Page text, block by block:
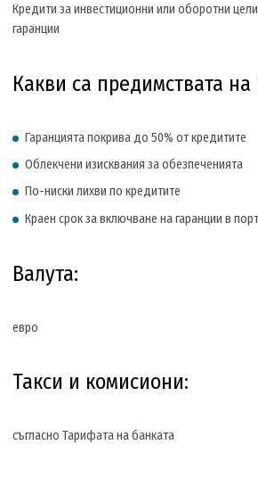
Кредити за инвестиционни или оборотни
гаранции
Какви са предимствата на
Гаранцията покрива до 50% от кредитите
Облекчени изисквания за обезпеченията
По-ниски лихви по кредитите
Краен срок за включване на гаранции в
Валута:
евро
Такси и комисиони:
съгласно Тарифата на банката